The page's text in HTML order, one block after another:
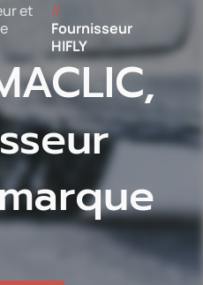
et
//
Fournisseur
HIFLY